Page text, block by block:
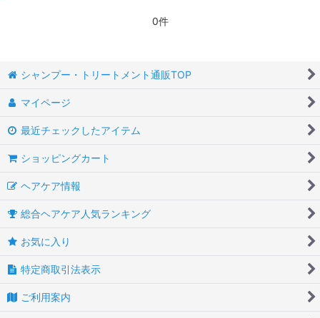
0件
シャンプー・トリートメント通販TOP
マイページ
最近チェックしたアイテム
ショッピングカート
ヘアケア情報
総合ヘアケア人気ランキング
お気に入り
特定商取引法表示
ご利用案内